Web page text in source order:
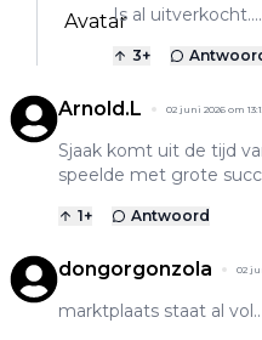
Is al
3+
Arnold.L 02 juni 2026 om
Sjaak komt uit de tijd
speelde met grote
1+ Antwoord
dongorgonzola 02
marktplaats staat al vol..